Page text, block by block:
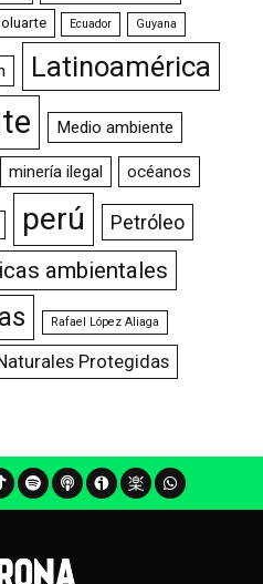
Ecuador Guyana
Latinoamérica
Medio ambiente
minería ilegal océanos
perú Petróleo
ambientales
Rafael López Aliaga
Protegidas